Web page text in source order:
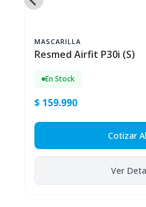
MASCARILLA
Resmed Airfit P30i (S)
En Stock
$ 159.990
Cotizar
Ver